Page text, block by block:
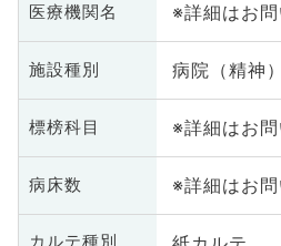
医療機関名 ※詳細はお
施設種別 病院（精神）
標榜科目 ※詳細はお
病床数 ※詳細はお